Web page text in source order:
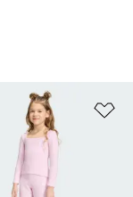
życzeń